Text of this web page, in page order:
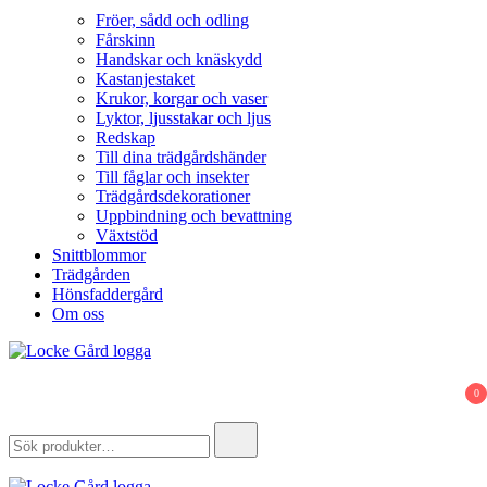
Fröer, sådd och odling
Fårskinn
Handskar och knäskydd
Kastanjestaket
Krukor, korgar och vaser
Lyktor, ljusstakar och ljus
Redskap
Till dina trädgårdshänder
Till fåglar och insekter
Trädgårdsdekorationer
Uppbindning och bevattning
Växtstöd
Snittblommor
Trädgården
Hönsfaddergård
Om oss
0
for: